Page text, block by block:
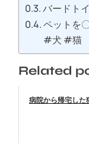
バードト
ペットを
#犬 #猫
Related
病院から帰宅した